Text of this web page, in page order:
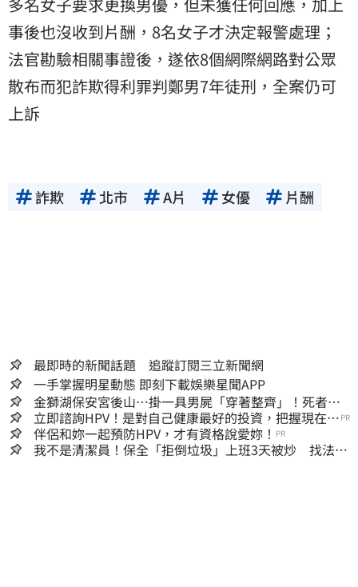
事後也沒收到片酬，8名女子才決定報警處理；
法官勘驗相關事證後，遂依8個網際網路對公眾
散布而犯詐欺得利罪判鄭男7年徒刑，全案仍可
上訴
詐欺 北市 A片 女優 片酬
最即時的新聞話題 追蹤訂閱三立新聞網
一手掌握明星動態 即刻下載娛樂星聞APP
金獅湖保安宮後山…掛一具男屍「穿著整齊」！死者身
份曝
立即諮詢HPV！是對自己健康最好的投資，把握現在不
嫌晚！
PR
伴侶和妳一起預防HPV，才有資格說愛妳！ PR
我不是清潔員！保全「拒倒垃圾」上班3天被炒 找法院